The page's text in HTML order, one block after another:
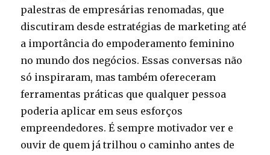
palestras de empresárias renomadas, que
discutiram desde estratégias de marketing até
a importância do empoderamento feminino
no mundo dos negócios. Essas conversas não
só inspiraram, mas também ofereceram
ferramentas práticas que qualquer pessoa
poderia aplicar em seus esforços
empreendedores. É sempre motivador ver e
ouvir de quem já trilhou o caminho antes de